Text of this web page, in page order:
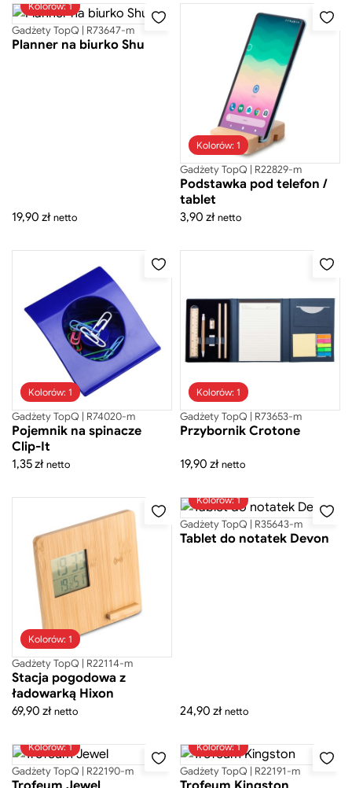
Kolorów: 1
Gadżety TopQ | R73647-m
Planner na biurko Shu
19,90 złnetto
Kolorów: 1
Gadżety TopQ | R22829-m
Podstawka pod telefon /
tablet
3,90 złnetto
Kolorów: 1
Gadżety TopQ | R74020-m
Pojemnik na spinacze
Clip-It
1,35złnetto
Kolorów: 1
Gadżety TopQ | R73653-m
Przybornik Crotone
19,90 złnetto
Kolorów: 1
Gadżety TopQ | R22114-m
Stacja pogodowa z
ładowarką Hixon
69,90 złnetto
Kolorów: 1
Gadżety TopQ | R35643-m
Tablet do notatek Devon
24,90 złnetto
Kolorów: 1
Gadżety TopQ | R22190-m
Kolorów: 1
Gadżety TopQ | R22191-m